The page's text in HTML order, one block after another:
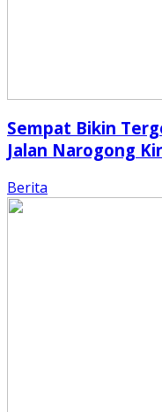
Sempat Bikin
Jalan Narogong
Berita